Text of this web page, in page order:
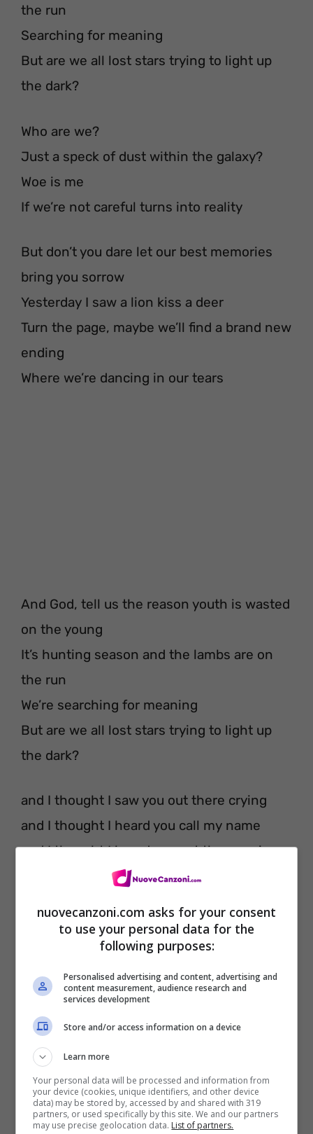
the run
Searching for meaning
But are we all lost stars trying to light up
the dark?
Who are we?
Just a speck of dust within the galaxy?
Woe is me
If we’re not careful turns into reality
But don’t you dare let our best memories
bring you sorrow
Yesterday I saw a lion kiss a deer
Turn the page, maybe we’ll find a brand new
ending
Where we’re dancing in our tears
And God, tell us the reason youth is wasted
on the young
It’s hunting season and the lambs are on
the run
We’re searching for meaning
But are we all lost stars trying to light up
the dark?
and I thought I saw you out there crying
and I thought I heard you call my name
and I thought I heard you out there crying
But just the same
And God, give us the reason youth is
wasted on the young
It’s hunting season and this lamb is on the
run
searching for meaning
But are we all lost stars trying to light up
And I thought I saw you out there crying
nuovecanzoni.com asks for your consent
to use your personal data for the
following purposes:
Personalised advertising and content, advertising and
content measurement, audience research and
services development
Store and/or access information on a device
Learn more
Your personal data will be processed and information from
your device (cookies, unique identifiers, and other device
data) may be stored by, accessed by and shared with 319
partners, or used specifically by this site. We and our partners
may use precise geolocation data. List of partners.